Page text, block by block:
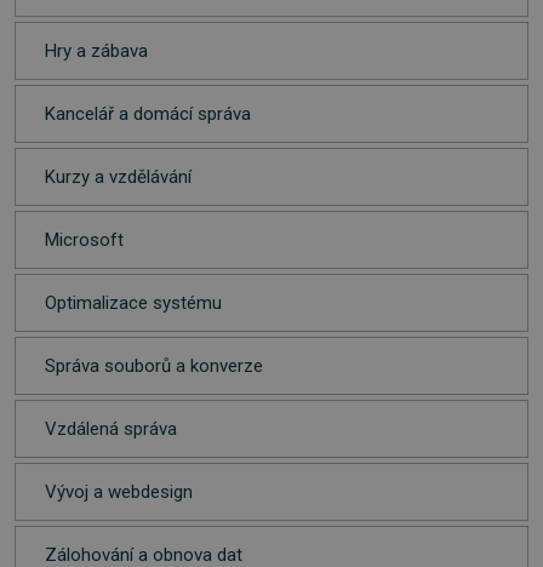
Hry a zábava
Kancelář a domácí správa
Kurzy a vzdělávání
Microsoft
Optimalizace systému
Správa souborů a konverze
Vzdálená správa
Vývoj a webdesign
Zálohování a obnova dat